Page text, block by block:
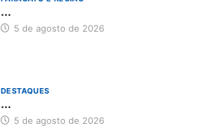
...
5 de agosto de 2026
DESTAQUES
...
5 de agosto de 2026